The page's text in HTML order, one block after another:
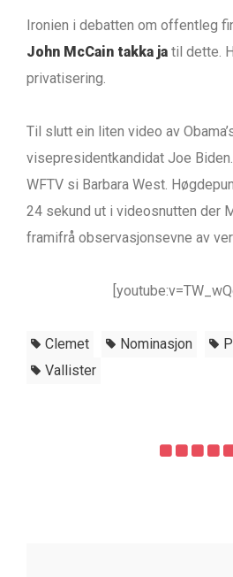
Ironien i debatten om offentleg
John McCain takka ja til dette.
privatisering.
Til slutt ein liten video av
visepresidentkandidat Joe
WFTV si Barbara West.
24 sekund ut i videosnutten der
framifrå observasjonsevne av
Clemet Nominasjon
Vallister